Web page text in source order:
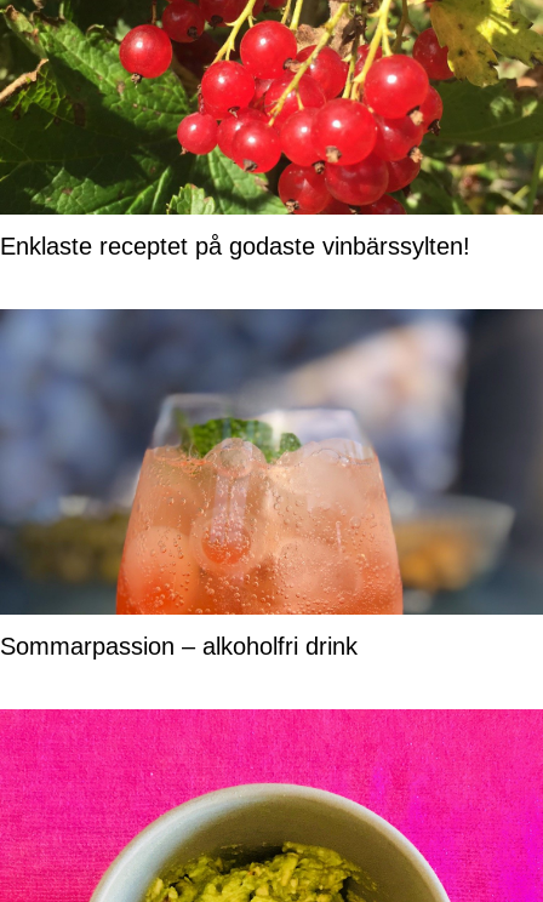
Enklaste receptet på godaste vinbärssylten!
Sommarpassion – alkoholfri drink